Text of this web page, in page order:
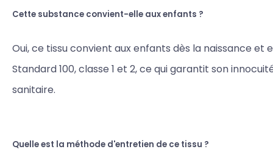
Cette substance convient-elle aux enfants ?
Oui, ce tissu convient aux enfants dès la naissance et
Standard 100, classe 1 et 2, ce qui garantit son
sanitaire.
Quelle est la méthode d'entretien de ce tissu ?